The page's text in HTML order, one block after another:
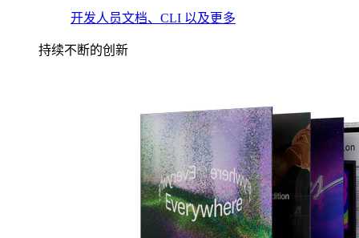
开发人员文档、CLI 以及更多
持续不断的创新